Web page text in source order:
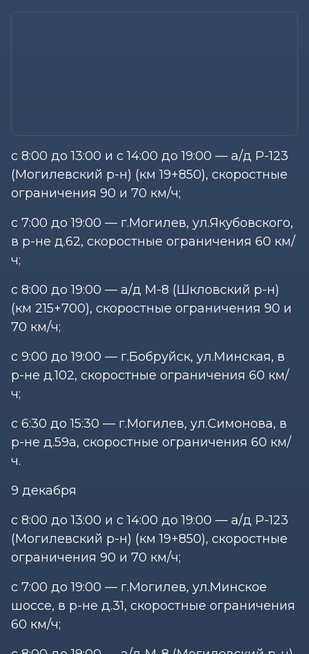
с 8:00 до 13:00 и с 14:00 до 19:00 — а/д Р-123
(Могилевский р-н) (км 19+850), скоростные
ограничения 90 и 70 км/ч;
с 7:00 до 19:00 — г.Могилев, ул.Якубовского,
в р-не д.62, скоростные ограничения 60 км/
ч;
с 8:00 до 19:00 — а/д М-8 (Шкловский р-н)
(км 215+700), скоростные ограничения 90 и
70 км/ч;
с 9:00 до 19:00 — г.Бобруйск, ул.Минская, в
р-не д.102, скоростные ограничения 60 км/
ч;
с 6:30 до 15:30 — г.Могилев, ул.Симонова, в
р-не д.59а, скоростные ограничения 60 км/
ч.
9 декабря
с 8:00 до 13:00 и с 14:00 до 19:00 — а/д Р-123
(Могилевский р-н) (км 19+850), скоростные
ограничения 90 и 70 км/ч;
с 7:00 до 19:00 — г.Могилев, ул.Минское
шоссе, в р-не д.31, скоростные ограничения
60 км/ч;